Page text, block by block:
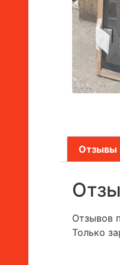
Отзывы
Отзывов
Только